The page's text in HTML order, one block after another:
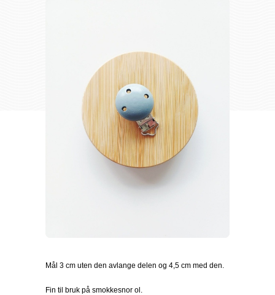
Mål 3 cm uten den avlange delen og 4,5 cm med den.
Fin til bruk på smokkesnor ol.